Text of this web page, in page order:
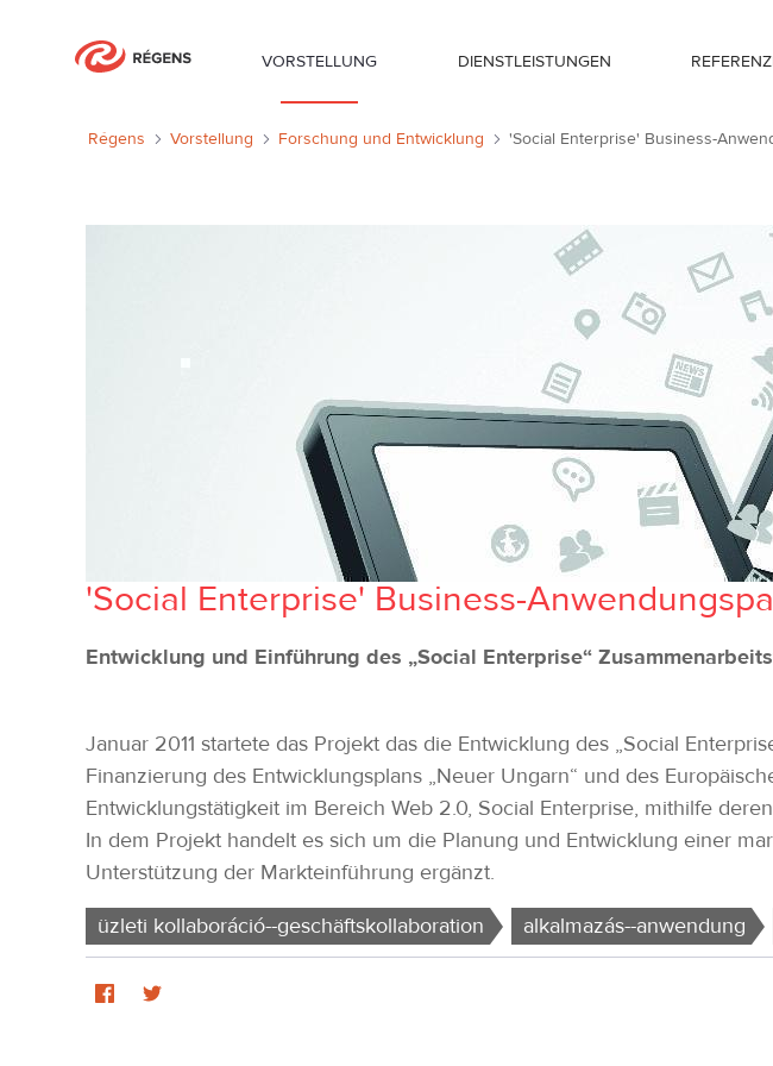
VORSTELLUNG DIENSTLEISTUNGEN
'Social Enterprise' Business-Anwendungspaket
Régens Vorstellung Forschung und Entwicklung
'Social Enterprise' Business-
Entwicklung und Einführung des „Social Enterprise“
Januar 2011 startete das Projekt das die Entwicklung des „Social
Finanzierung des Entwicklungsplans „Neuer Ungarn“ und des
Entwicklungstätigkeit im Bereich Web 2.0, Social Enterprise, mithilfe
In dem Projekt handelt es sich um die Planung und Entwicklung einer
Unterstützung der Markteinführung ergänzt.
üzleti kollaboráció--geschäftskollaboration
alkalmazás--anwendung